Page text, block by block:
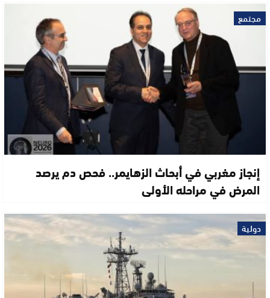
مجتمع
إنجاز مغربي في أبحاث الزهايمر.. فحص دم يرصد
المرض في مراحله الأولى
دولية